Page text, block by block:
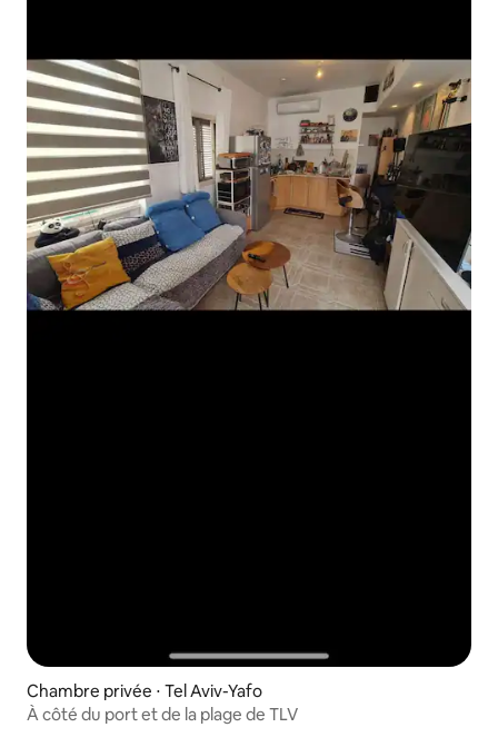
Chambre privée ⋅ Tel Aviv-Yafo
À côté du port et de la plage de TLV